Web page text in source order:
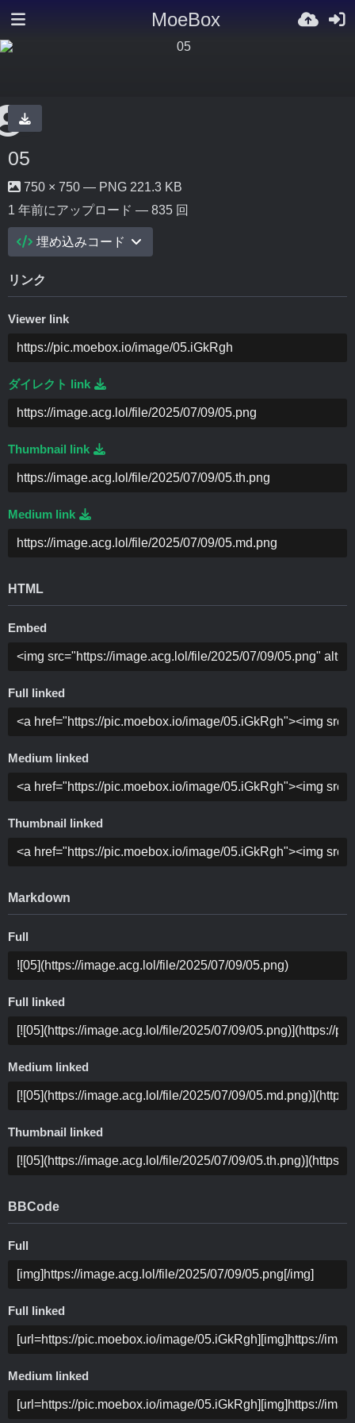
MoeBox
05
750 × 750 — PNG 221.3 KB
1 年前にアップロード — 835 回
埋め込みコード
リンク
Viewer link
ダイレクト link
Thumbnail link
Medium link
HTML
Embed
Full linked
Medium linked
Thumbnail linked
Markdown
Full
Full linked
Medium linked
Thumbnail linked
BBCode
Full
Full linked
Medium linked